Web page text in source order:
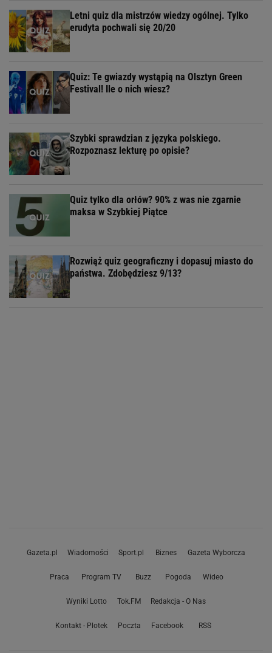
Letni quiz dla mistrzów wiedzy ogólnej. Tylko
erudyta pochwali się 20/20
Quiz: Te gwiazdy wystąpią na Olsztyn Green
Festival! Ile o nich wiesz?
Szybki sprawdzian z języka polskiego.
Rozpoznasz lekturę po opisie?
Quiz tylko dla orłów? 90% z was nie zgarnie
maksa w Szybkiej Piątce
Rozwiąż quiz geograficzny i dopasuj miasto do
państwa. Zdobędziesz 9/13?
Gazeta.pl Wiadomości Sport.pl Biznes Gazeta Wyborcza
Praca Program TV Buzz Pogoda Wideo
Wyniki Lotto Tok.FM Redakcja - O Nas
Kontakt - Plotek Poczta Facebook RSS